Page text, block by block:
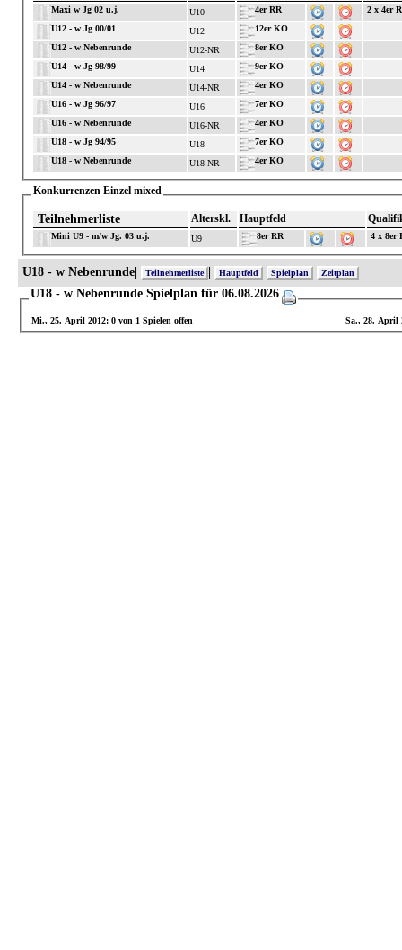
Maxi w Jg 02 u.j. U10 4er RR
2 x 4er
U12 - w Jg 00/01
U12
12er KO
U12 - w Nebenrunde
U12-NR
8er KO
U14 - w Jg 98/99
U14
9er KO
U14 - w Nebenrunde
U14-NR
4er KO
U16 - w Jg 96/97
U16
7er KO
U16 - w Nebenrunde
U16-NR
4er KO
U18 - w Jg 94/95
U18
7er KO
U18 - w Nebenrunde
U18-NR 4er KO
Konkurrenzen Einzel mixed
Teilnehmerliste Alterskl. Hauptfeld
Mini U9 - m/w Jg. 03 u.j. U9 8er RR 4 x 8er
U18 - w Nebenrunde| Teilnehmerliste Hauptfeld Spielplan Zeitplan
U18 - w Nebenrunde Spielplan für 06.08.2026
Mi., 25. April 2012: 0 von 1 Spielen offen Sa., 28. April